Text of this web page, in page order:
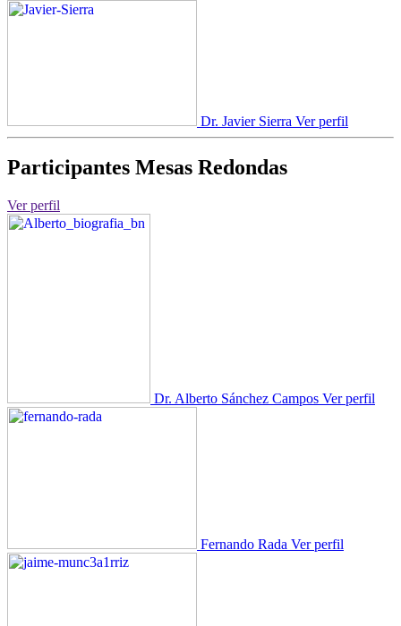
Dr. Javier Sierra Ver perfil
Participantes Mesas Redondas
Ver perfil
Dr. Alberto Sánchez Campos Ver perfil
Fernando Rada Ver perfil